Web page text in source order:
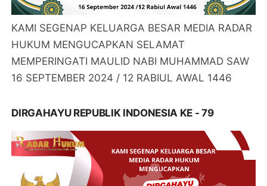
KAMI SEGENAP KELUARGA BESAR MEDIA RADAR
HUKUM MENGUCAPKAN SELAMAT
MEMPERINGATI MAULID NABI MUHAMMAD SAW
16 SEPTEMBER 2024 / 12 RABIUL AWAL 1446
DIRGAHAYU REPUBLIK INDONESIA KE - 79